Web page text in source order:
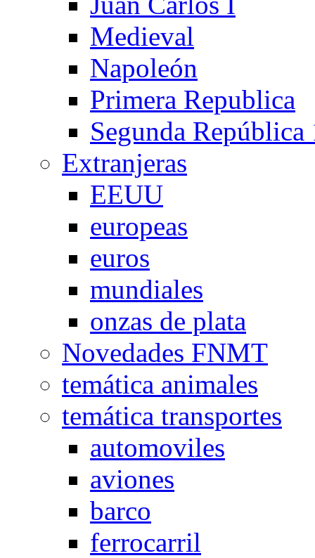
Medieval
Napoleón
Primera Republica
Segunda
Extranjeras
EEUU
europeas
euros
mundiales
onzas de plata
Novedades FNMT
temática animales
temática transportes
automoviles
aviones
barco
ferrocarril